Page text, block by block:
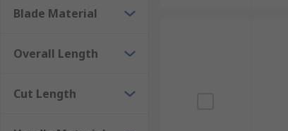
Blade Material
Overall Length
Cut Length